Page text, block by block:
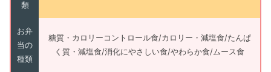
類
お弁
当の
種類
糖質・カロリーコントロール食/カロリー・減塩食/たんぱ
く質・減塩食/消化にやさしい食/やわらか食/ムース食